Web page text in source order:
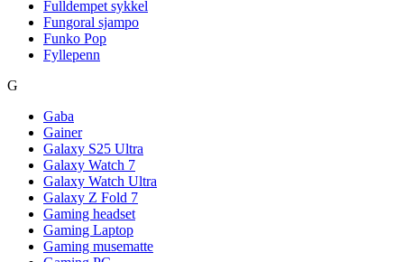
Fulldempet sykkel
Fungoral sjampo
Funko Pop
Fyllepenn
G
Gaba
Gainer
Galaxy S25 Ultra
Galaxy Watch 7
Galaxy Watch Ultra
Galaxy Z Fold 7
Gaming headset
Gaming Laptop
Gaming musematte